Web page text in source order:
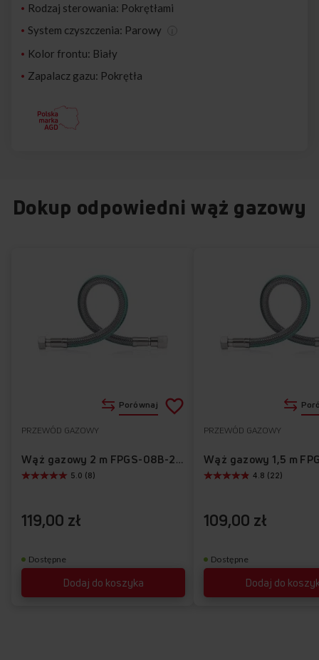
Rodzaj sterowania: Pokrętłami
System czyszczenia: Parowy
Kolor frontu: Biały
Zapalacz gazu: Pokrętła
Dokup odpowiedni wąż gazowy
Dostępne
PRZEWÓD GAZOWY
Wąż gazowy 2 m FPGS-08B-200
Dodaj do koszyka
5.0 (8)
119,00 zł
Porównaj Dodaj
listyulubionych
Dostępne
PRZEWÓD GAZOWY
Dodaj do
4.8 (22)
109,00 zł